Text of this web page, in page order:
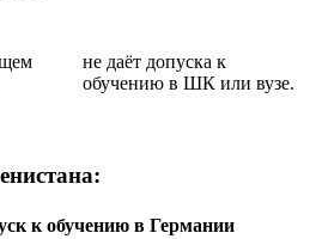
не даёт допуска к
обучению в ШК или вузе.
к обучению в Германии